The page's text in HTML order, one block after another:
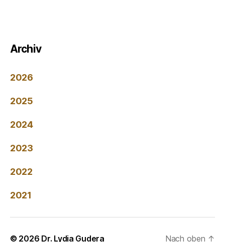
Archiv
2026
2025
2024
2023
2022
2021
© 2026 Dr. Lydia Gudera Nach oben ↑